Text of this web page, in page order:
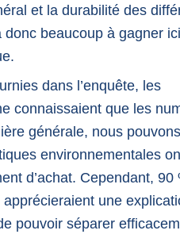
et la durabilité des
donc beaucoup à gagner
dans l’enquête, les
connaissaient que les
générale, nous
environnementales
d’achat. Cependant, 90
une
pouvoir séparer